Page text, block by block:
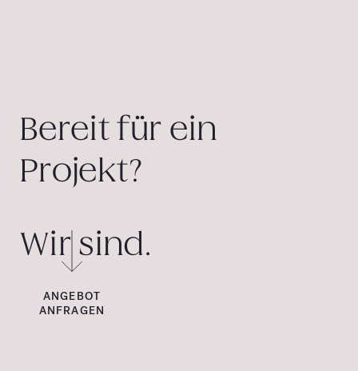
Bereit für ein
Projekt?
Wir sind.
ANGEBOT
ANFRAGEN